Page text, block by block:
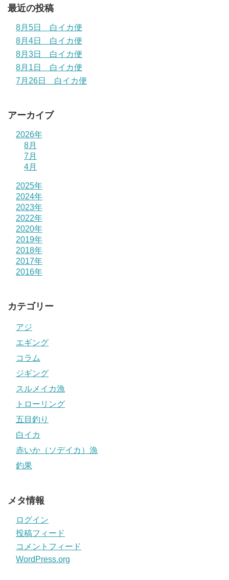
最近の投稿
8月5日 白イカ便
8月4日 白イカ便
8月3日 白イカ便
8月1日 白イカ便
7月26日 白イカ便
アーカイブ
2026年
8月
7月
4月
2025年
2024年
2023年
2022年
2020年
2019年
2018年
2017年
2016年
カテゴリー
アジ
エギング
コラム
ジギング
スルメイカ漁
トローリング
五目釣り
白イカ
赤いか（ソデイカ）漁
釣果
メタ情報
ログイン
投稿フィード
コメントフィード
WordPress.org